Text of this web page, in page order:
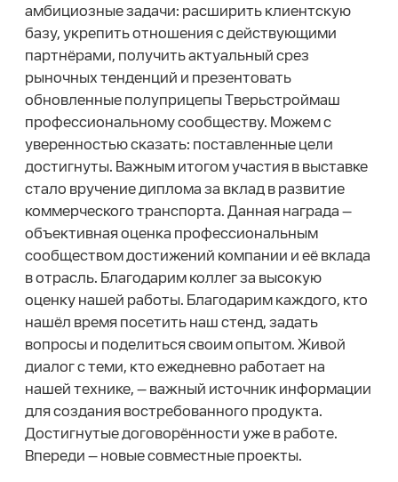
амбициозные задачи: расширить клиентскую
базу, укрепить отношения с действующими
партнёрами, получить актуальный срез
рыночных тенденций и презентовать
обновленные полуприцепы Тверьстроймаш
профессиональному сообществу. Можем с
уверенностью сказать: поставленные цели
достигнуты. Важным итогом участия в выставке
стало вручение диплома за вклад в развитие
коммерческого транспорта. Данная награда —
объективная оценка профессиональным
сообществом достижений компании и её вклада
в отрасль. Благодарим коллег за высокую
оценку нашей работы. Благодарим каждого, кто
нашёл время посетить наш стенд, задать
вопросы и поделиться своим опытом. Живой
диалог с теми, кто ежедневно работает на
нашей технике, — важный источник информации
для создания востребованного продукта.
Достигнутые договорённости уже в работе.
Впереди — новые совместные проекты.